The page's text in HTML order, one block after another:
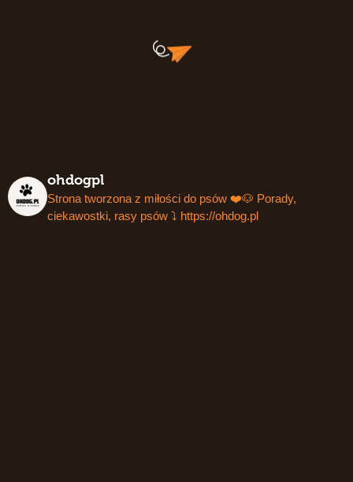
ohdogpl
Strona tworzona z miłości do psów ❤️🐶 Porady,
ciekawostki, rasy psów ⤵️ https://ohdog.pl